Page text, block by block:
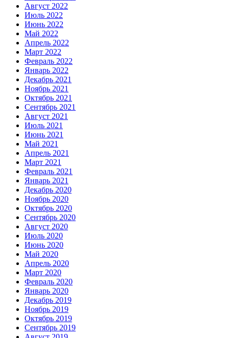
Август 2022
Июль 2022
Июнь 2022
Май 2022
Апрель 2022
Март 2022
Февраль 2022
Январь 2022
Декабрь 2021
Ноябрь 2021
Октябрь 2021
Сентябрь 2021
Август 2021
Июль 2021
Июнь 2021
Май 2021
Апрель 2021
Март 2021
Февраль 2021
Январь 2021
Декабрь 2020
Ноябрь 2020
Октябрь 2020
Сентябрь 2020
Август 2020
Июль 2020
Июнь 2020
Май 2020
Апрель 2020
Март 2020
Февраль 2020
Январь 2020
Декабрь 2019
Ноябрь 2019
Октябрь 2019
Сентябрь 2019